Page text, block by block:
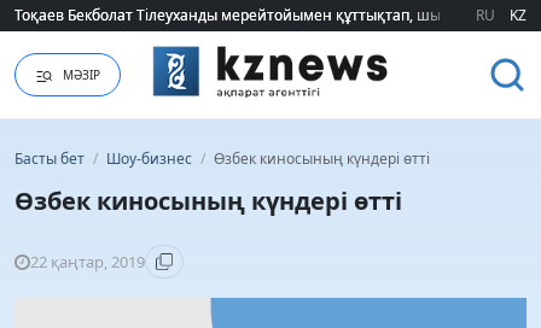
Тоқаев Бекболат Тілеуханды мерейтойымен құттықтап, шығармашылық
Тоқаев Бекболат Тілеуханды мерейтойымен құттықтап, шығармашылық
RU KZ
МӘЗІР
Басты бет / Шоу-бизнес / Өзбек киносының күндері өтті
Өзбек киносының күндері өтті
22 қаңтар, 2019